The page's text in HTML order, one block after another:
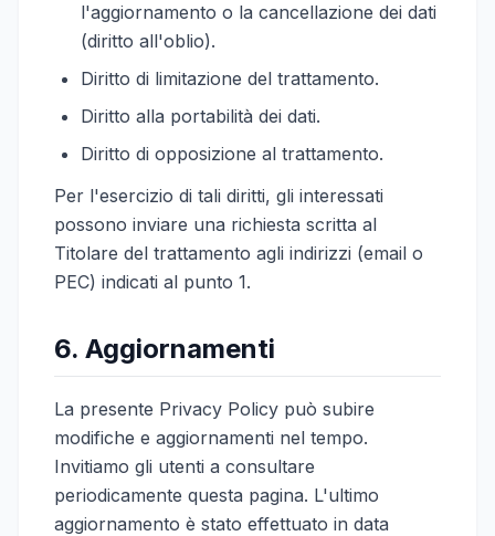
l'aggiornamento o la cancellazione dei dati
(diritto all'oblio).
Diritto di limitazione del trattamento.
Diritto alla portabilità dei dati.
Diritto di opposizione al trattamento.
Per l'esercizio di tali diritti, gli interessati
possono inviare una richiesta scritta al
Titolare del trattamento agli indirizzi (email o
PEC) indicati al punto 1.
6. Aggiornamenti
La presente Privacy Policy può subire
modifiche e aggiornamenti nel tempo.
Invitiamo gli utenti a consultare
periodicamente questa pagina. L'ultimo
aggiornamento è stato effettuato in data